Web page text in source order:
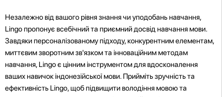
Незалежно від вашого рівня знання чи уподобань навчання,
Lingo пропонує всебічний та приємний досвід навчання мови.
Завдяки персоналізованому підходу, конкурентним елементам,
миттєвим зворотним зв'язком та інноваційним методам
навчання, Lingo є цінним інструментом для вдосконалення
ваших навичок індонезійської мови. Прийміть зручність та
ефективність Lingo, щоб підвищити володіння мовою та